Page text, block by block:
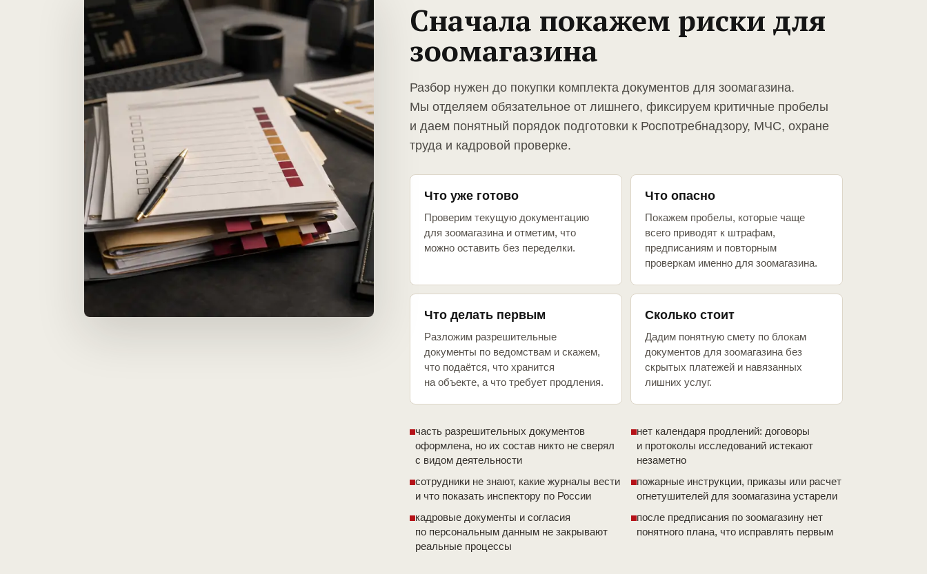
Сначала покажем риски для
зоомагазина
Разбор нужен до покупки комплекта документов для зоомагазина.
Мы отделяем обязательное от лишнего, фиксируем критичные пробелы
и даем понятный порядок подготовки к Роспотребнадзору, МЧС, охране
труда и кадровой проверке.
Что уже готово
Проверим текущую документацию
для зоомагазина и отметим, что
можно оставить без переделки.
Что опасно
Покажем пробелы, которые чаще
всего приводят к штрафам,
предписаниям и повторным
проверкам именно для зоомагазина.
Что делать первым
Разложим разрешительные
документы по ведомствам и скажем,
что подаётся, что хранится
на объекте, а что требует продления.
Сколько стоит
Дадим понятную смету по блокам
документов для зоомагазина без
скрытых платежей и навязанных
лишних услуг.
часть разрешительных документов
оформлена, но их состав никто не сверял
с видом деятельности
нет календаря продлений: договоры
и протоколы исследований истекают
незаметно
сотрудники не знают, какие журналы вести
и что показать инспектору по России
пожарные инструкции, приказы или расчет
огнетушителей для зоомагазина устарели
кадровые документы и согласия
по персональным данным не закрывают
реальные процессы
после предписания по зоомагазину нет
понятного плана, что исправлять первым